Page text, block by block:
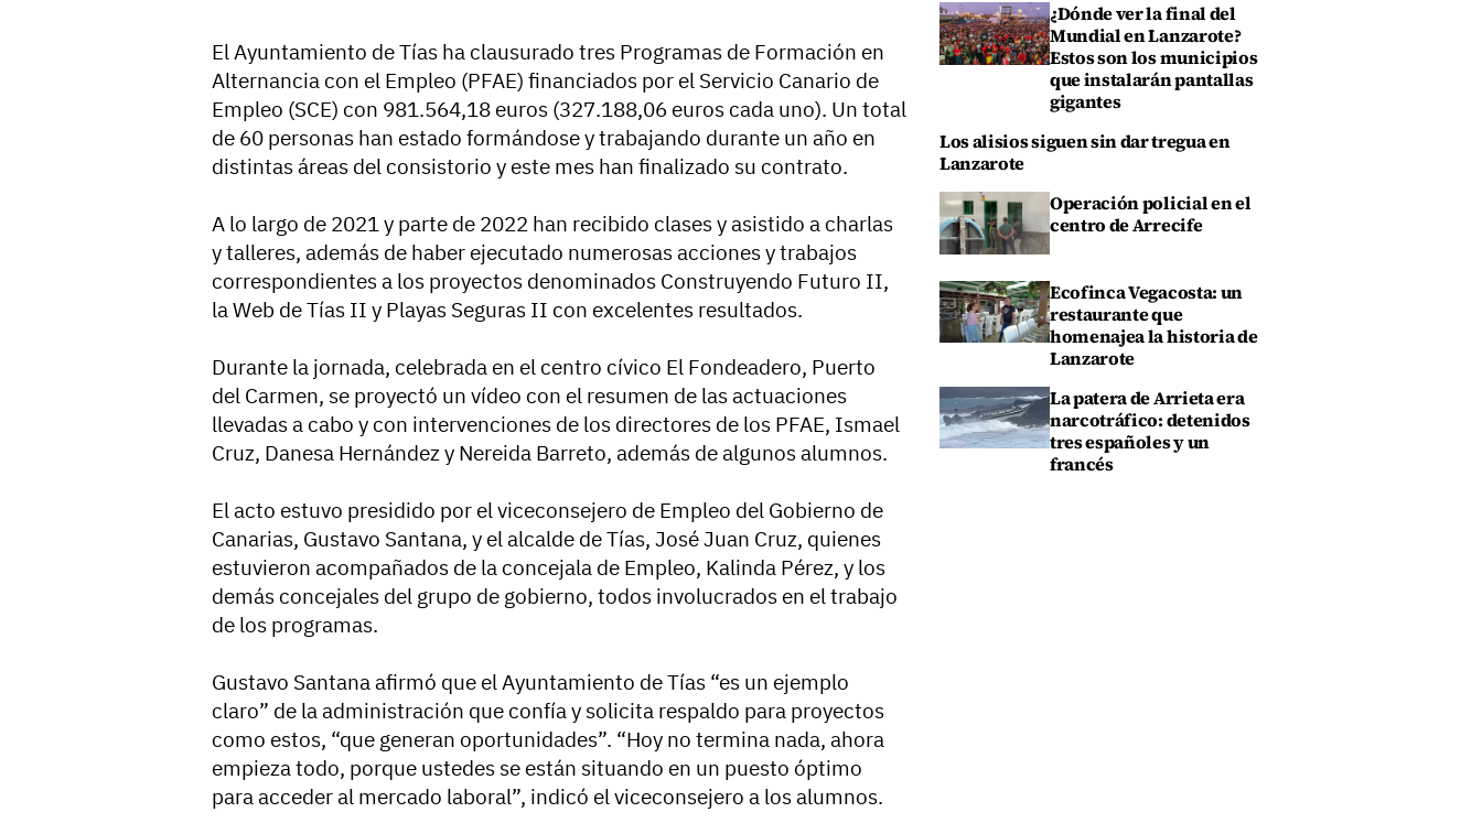
El Ayuntamiento de Tías ha clausurado tres Programas de Formación en
Alternancia con el Empleo (PFAE) financiados por el Servicio Canario de
Empleo (SCE) con 981.564,18 euros (327.188,06 euros cada uno). Un total
de 60 personas han estado formándose y trabajando durante un año en
distintas áreas del consistorio y este mes han finalizado su contrato.
A lo largo de 2021 y parte de 2022 han recibido clases y asistido a charlas
y talleres, además de haber ejecutado numerosas acciones y trabajos
correspondientes a los proyectos denominados Construyendo Futuro II,
la Web de Tías II y Playas Seguras II con excelentes resultados.
Durante la jornada, celebrada en el centro cívico El Fondeadero, Puerto
del Carmen, se proyectó un vídeo con el resumen de las actuaciones
llevadas a cabo y con intervenciones de los directores de los PFAE, Ismael
Cruz, Danesa Hernández y Nereida Barreto, además de algunos alumnos.
El acto estuvo presidido por el viceconsejero de Empleo del Gobierno de
Canarias, Gustavo Santana, y el alcalde de Tías, José Juan Cruz, quienes
estuvieron acompañados de la concejala de Empleo, Kalinda Pérez, y los
demás concejales del grupo de gobierno, todos involucrados en el trabajo
de los programas.
Gustavo Santana afirmó que el Ayuntamiento de Tías “es un ejemplo
claro” de la administración que confía y solicita respaldo para proyectos
como estos, “que generan oportunidades”. “Hoy no termina nada, ahora
empieza todo, porque ustedes se están situando en un puesto óptimo
para acceder al mercado laboral”, indicó el viceconsejero a los alumnos.
¿Dónde ver la final del
Mundial en Lanzarote?
Estos son los municipios
que instalarán pantallas
gigantes
Los alisios siguen sin dar tregua en
Lanzarote
Operación policial en el
centro de Arrecife
Ecofinca Vegacosta: un
restaurante que
homenajea la historia de
Lanzarote
La patera de Arrieta era
narcotráfico: detenidos
tres españoles y un
francés